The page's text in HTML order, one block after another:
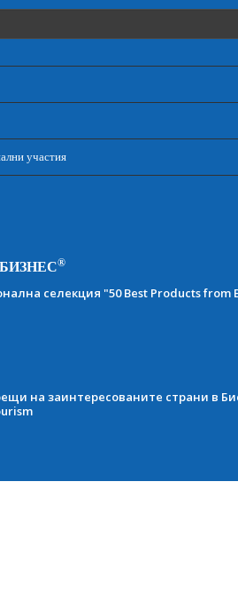
участия
®
селекция "50 Best Products from
на заинтересованите страни в